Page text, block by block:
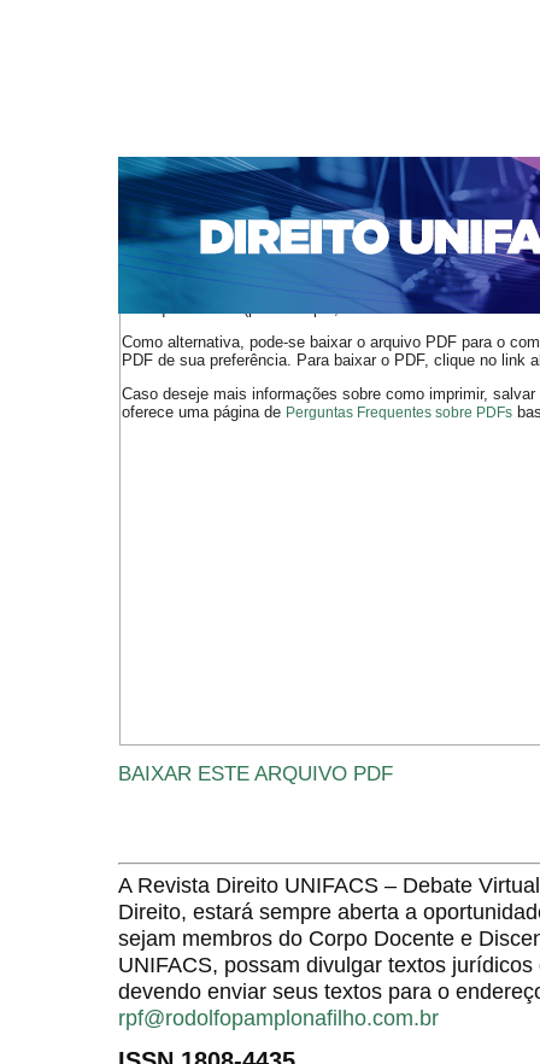
CAPA SOBRE ACESSO CADASTRO
NOTÍCIAS
EDIÇÕES DE Nº 1 A 100 WEBMAIL
Capa>n. 126 (2010) > Braga
O arquivo PDF selecionado deve ser carregado no
de arquivos PDF (por exemplo, uma versão atual do
Como alternativa, pode-se baixar o arquivo PDF para o
PDF de sua preferência. Para baixar o PDF, clique no link
Caso deseje mais informações sobre como imprimir,
oferece uma página de Perguntas Frequentes sobre PDFs
BAIXAR ESTE ARQUIVO PDF
A Revista Direito UNIFACS – Debate
Direito, estará sempre aberta a
sejam membros do Corpo Docente e
UNIFACS, possam divulgar textos
devendo enviar seus textos para o
rpf@rodolfopamplonafilho.com.br